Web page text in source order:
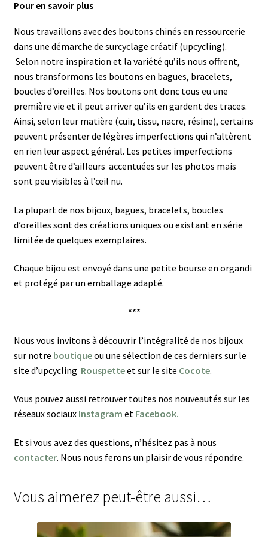
Pour en savoir plus
Nous travaillons avec des boutons chinés en ressourcerie
dans une démarche de surcyclage créatif (upcycling).
Selon notre inspiration et la variété qu’ils nous offrent,
nous transformons les boutons en bagues, bracelets,
boucles d’oreilles. Nos boutons ont donc tous eu une
première vie et il peut arriver qu’ils en gardent des traces.
Ainsi, selon leur matière (cuir, tissu, nacre, résine), certains
peuvent présenter de légères imperfections qui n’altèrent
en rien leur aspect général. Les petites imperfections
peuvent être d’ailleurs accentuées sur les photos mais
sont peu visibles à l’œil nu.
La plupart de nos bijoux, bagues, bracelets, boucles
d’oreilles sont des créations uniques ou existant en série
limitée de quelques exemplaires.
Chaque bijou est envoyé dans une petite bourse en organdi
et protégé par un emballage adapté.
***
Nous vous invitons à découvrir l’intégralité de nos bijoux
sur notre boutiqueou une sélection de ces derniers sur le
site d’upcycling Rouspetteet sur le site Cocote.
Vous pouvez aussi retrouver toutes nos nouveautés sur les
réseaux sociaux Instagram et Facebook.
Et si vous avez des questions, n’hésitez pas à nous
contacter. Nous nous ferons un plaisir de vous répondre.
Vous aimerez peut-être aussi…